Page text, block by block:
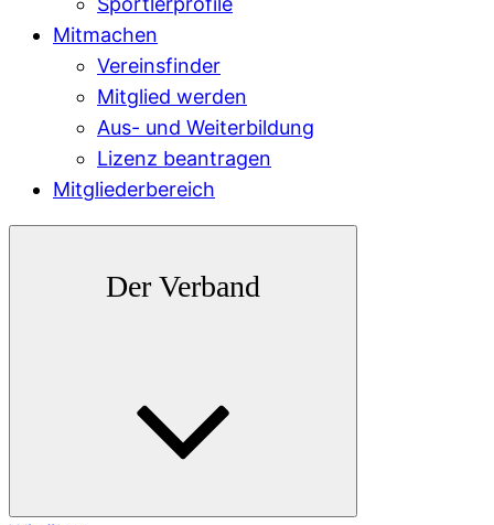
Mitmachen
Vereinsfinder
Mitglied werden
Aus- und Weiterbildung
Lizenz beantragen
Mitgliederbereich
Der Verband